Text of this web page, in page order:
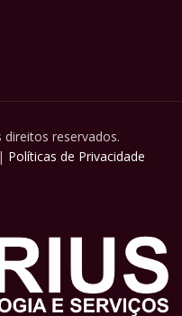
reservados.
| Políticas de Privacidade